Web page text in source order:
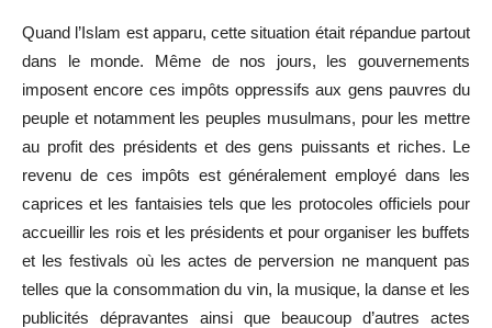
Quand l’Islam est apparu, cette situation était répandue partout
dans le monde. Même de nos jours, les gouvernements
imposent encore ces impôts oppressifs aux gens pauvres du
peuple et notamment les peuples musulmans, pour les mettre
au profit des présidents et des gens puissants et riches. Le
revenu de ces impôts est généralement employé dans les
caprices et les fantaisies tels que les protocoles officiels pour
accueillir les rois et les présidents et pour organiser les buffets
et les festivals où les actes de perversion ne manquent pas
telles que la consommation du vin, la musique, la danse et les
publicités dépravantes ainsi que beaucoup d’autres actes